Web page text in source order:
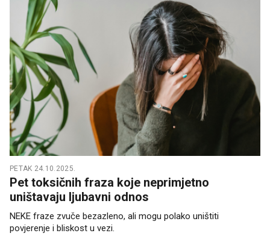
PETAK 24.10.2025.
Pet toksičnih fraza koje neprimjetno
uništavaju ljubavni odnos
NEKE fraze zvuče bezazleno, ali mogu polako uništiti
povjerenje i bliskost u vezi.